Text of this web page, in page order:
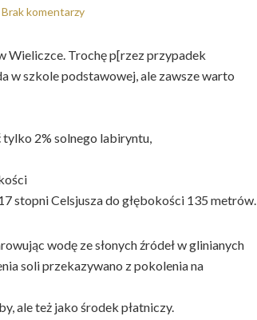
Brak komentarzy
Wieliczce. Trochę p[rzez przypadek
w szkole podstawowej, ale zawsze warto
tylko 2% solnego labiryntu,
stopni Celsjusza do głębokości 135 metrów.
wodę ze słonych źródeł w glinianych
soli przekazywano z pokolenia na
ale też jako środek płatniczy.